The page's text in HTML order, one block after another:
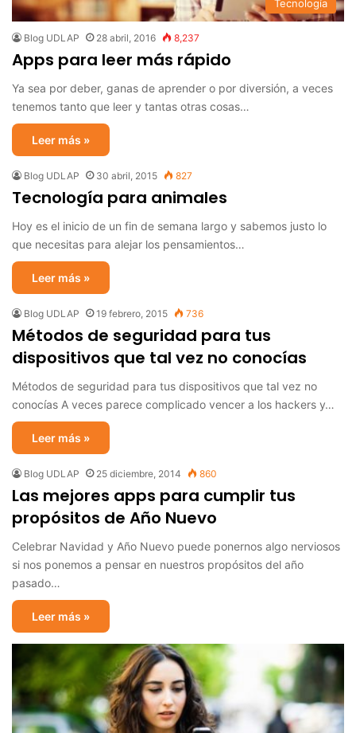
Tecnología
Blog UDLAP 28 abril, 2016 8,237
Apps para leer más rápido
Ya sea por deber, ganas de aprender o por diversión, a veces
tenemos tanto que leer y tantas otras cosas…
Leer más »
Blog UDLAP 30 abril, 2015 827
Tecnología para animales
Hoy es el inicio de un fin de semana largo y sabemos justo lo
que necesitas para alejar los pensamientos…
Leer más »
Blog UDLAP 19 febrero, 2015 736
Métodos de seguridad para tus
dispositivos que tal vez no conocías
Métodos de seguridad para tus dispositivos que tal vez no
conocías A veces parece complicado vencer a los hackers y…
Leer más »
Blog UDLAP 25 diciembre, 2014 860
Las mejores apps para cumplir tus
propósitos de Año Nuevo
Celebrar Navidad y Año Nuevo puede ponernos algo nerviosos
si nos ponemos a pensar en nuestros propósitos del año
pasado…
Leer más »